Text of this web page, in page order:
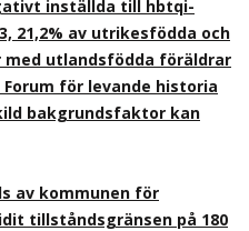
inställda till hbtqi-
21,2% av utrikesfödda och
med utlandsfödda föräldrar
för levande historia
bakgrundsfaktor kan
av kommunen för
tillståndsgränsen på 180